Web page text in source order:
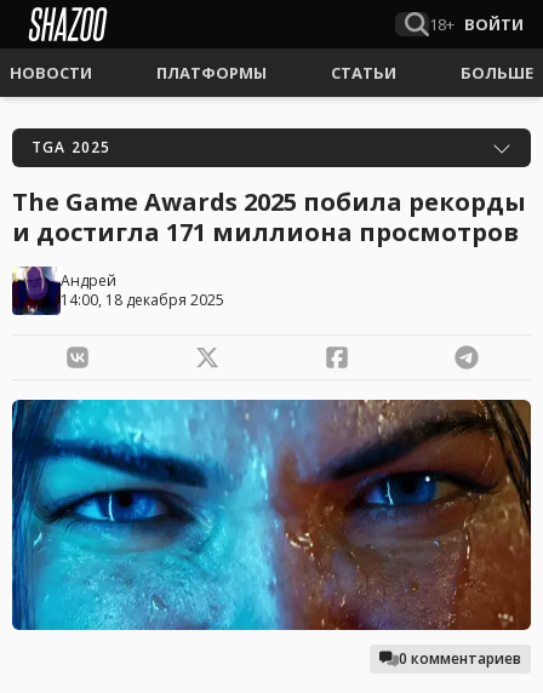
18+ ВОЙТИ
НОВОСТИ ПЛАТФОРМЫ СТАТЬИ БОЛЬШЕ
TGA 2025
The Game Awards 2025 побила рекорды
и достигла 171 миллиона просмотров
Андрей
14:00, 18 декабря 2025
0 комментариев